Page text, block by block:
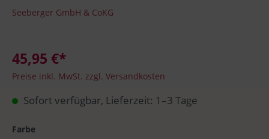
Seeberger GmbH & CoKG
45,95 €*
Preise inkl. MwSt. zzgl. Versandkosten
Sofort verfügbar, Lieferzeit: 1–3 Tage
Farbe